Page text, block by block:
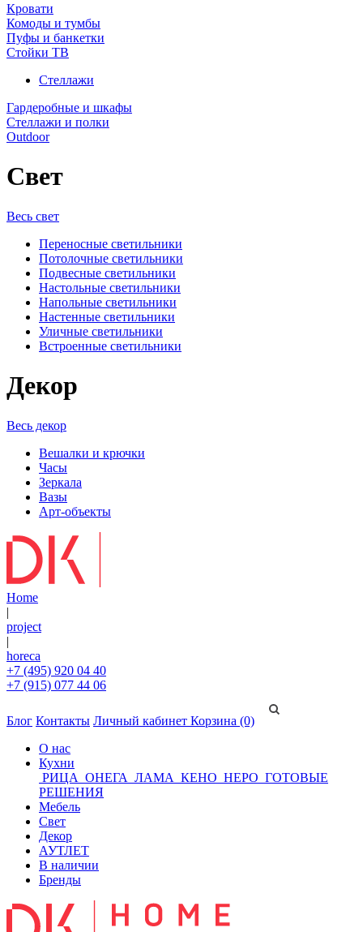
Кровати
Комоды и тумбы
Пуфы и банкетки
Стойки ТВ
Стеллажи
Гардеробные и шкафы
Стеллажи и полки
Outdoor
Свет
Весь свет
Переносные светильники
Потолочные светильники
Подвесные светильники
Настольные светильники
Напольные светильники
Настенные светильники
Уличные светильники
Встроенные светильники
Декор
Весь декор
Вешалки и крючки
Часы
Зеркала
Вазы
Арт-объекты
Home
|
project
|
horeca
+7 (495) 920 04 40
+7 (915) 077 44 06
Блог Контакты Личный кабинет Корзина (0)
О нас
Кухни
РИЦА ОНЕГА ЛАМА КЕНО НЕРО ГОТОВЫЕ
РЕШЕНИЯ
Мебель
Свет
Декор
АУТЛЕТ
В наличии
Бренды